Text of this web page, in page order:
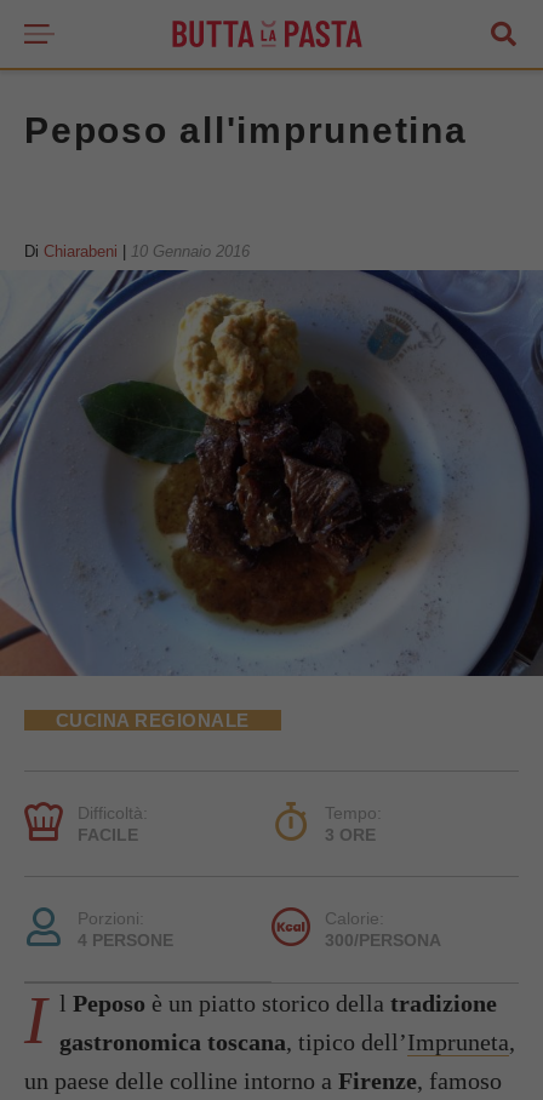
Peposo all'imprunetina
Di Chiarabeni 10 Gennaio 2016
CUCINA REGIONALE
Difficoltà:
FACILE
Tempo:
3 ORE
Porzioni:
4 PERSONE
Calorie:
300/PERSONA
I l Peposo è un piatto storico della tradizione
gastronomica toscana, tipico dell’Impruneta,
un paese delle colline intorno a Firenze, famoso